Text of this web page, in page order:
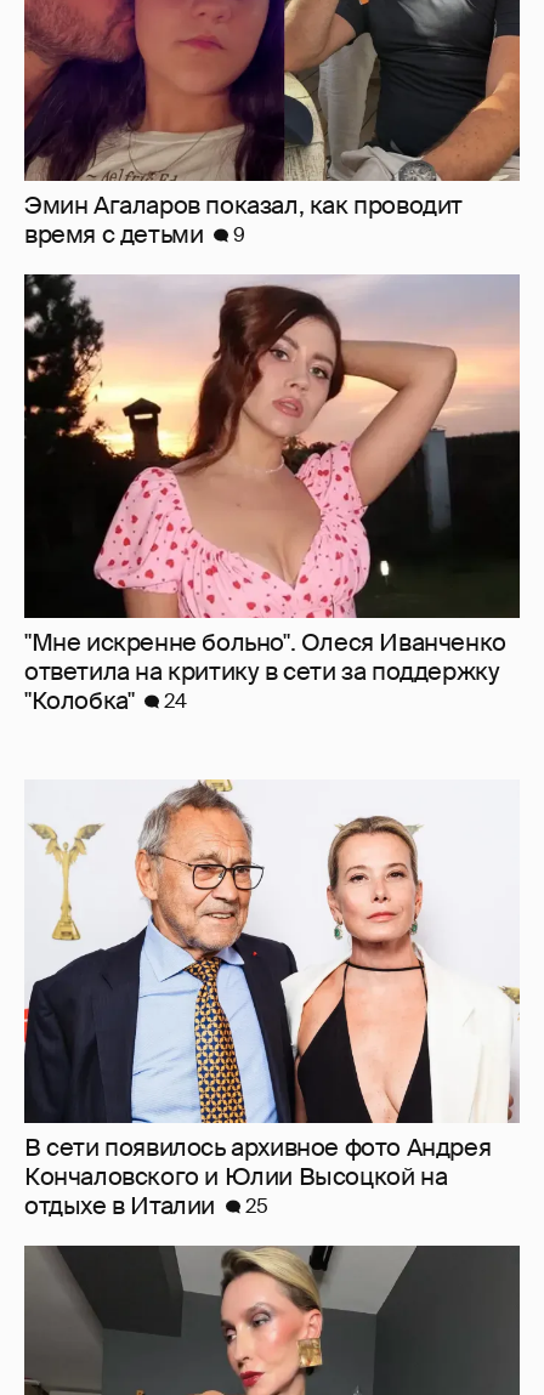
Эмин Агаларов показал, как проводит
время с детьми
9
"Мне искренне больно". Олеся Иванченко
ответила на критику в сети за поддержку
"Колобка"
24
В сети появилось архивное фото Андрея
Кончаловского и Юлии Высоцкой на
отдыхе в Италии
25